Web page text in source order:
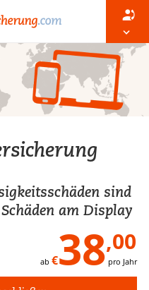
sind
am Display
ab €38,00
pro Jahr